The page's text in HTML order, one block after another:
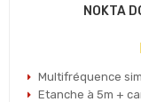
NOKTA
Multifréquence
Etanche à 5m +